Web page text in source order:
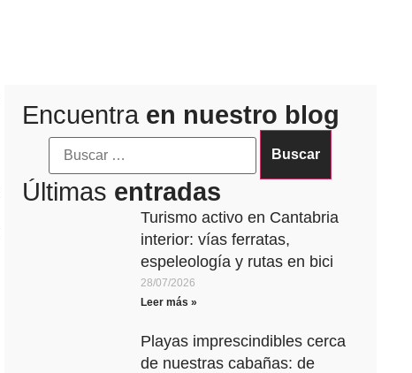
Encuentra en nuestro blog
Últimas entradas
Turismo activo en Cantabria
interior: vías ferratas,
espeleología y rutas en bici
28/07/2026
Leer más »
Playas imprescindibles cerca
de nuestras cabañas: de